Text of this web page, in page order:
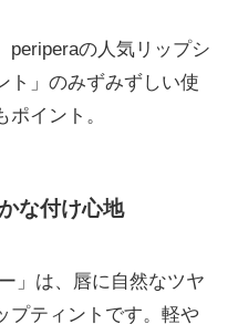
periperaの人気リップシ
ト」のみずみずしい使
イント。
な付け心地
」は、唇に自然なツヤ
プティントです。軽や